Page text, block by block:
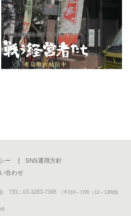
ー
SNS運用方針
合わせ
TEL: 03-3283-7388
（平日9～17時（12～13時除